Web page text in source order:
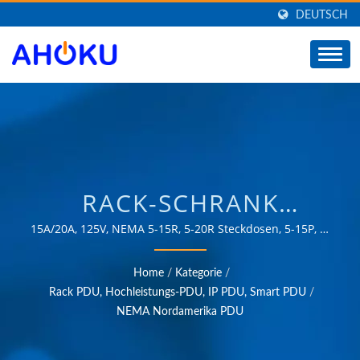
DEUTSCH
RACK-SCHRANK
PDUTAIWANESISCHER
ANBIETER VON AC-
15A/20A, 125V, NEMA 5-15R, 5-20R Steckdosen, 5-15P, 5-
20P, L5-20P Stecker. 0U, 1U PDU, Rack-Montage,
Steckdosenleiste, Stromzähler (optional)Über 35 Jahre
vertrauensvolle OEM- und ODM-Erfahrung in der
Bereitstellung von Produkten, die den Anforderungen
Home / Kategorie /
Rack PDU, Hochleistungs-PDU, IP PDU, Smart PDU /
NEMA Nordamerika PDU